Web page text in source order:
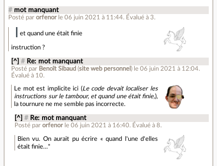
# mot manquant
Posté par orfenor le 06 juin 2021 à 11:44. Évalué à 3.
et quand une était finie
instruction ?
[^] # Re: mot manquant
Posté par Benoît Sibaud (site web personnel ) le 06 juin 2021 à 12:04.
Évalué à 10.
Le mot est implicite ici (Le code devait localiser les
instructions sur le tambour, et quand une était finie,),
la tournure ne me semble pas incorrecte.
[^] # Re: mot manquant
Posté par orfenor le 06 juin 2021 à 16:40. Évalué à 8.
Bien vu. On aurait pu écrire « quand l'une d'elles
était finie…"